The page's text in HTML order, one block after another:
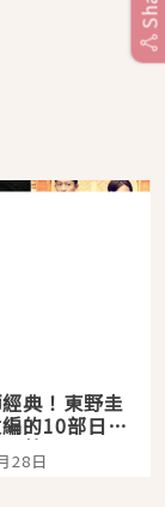
典！東野圭
的10部日本
推薦
28日